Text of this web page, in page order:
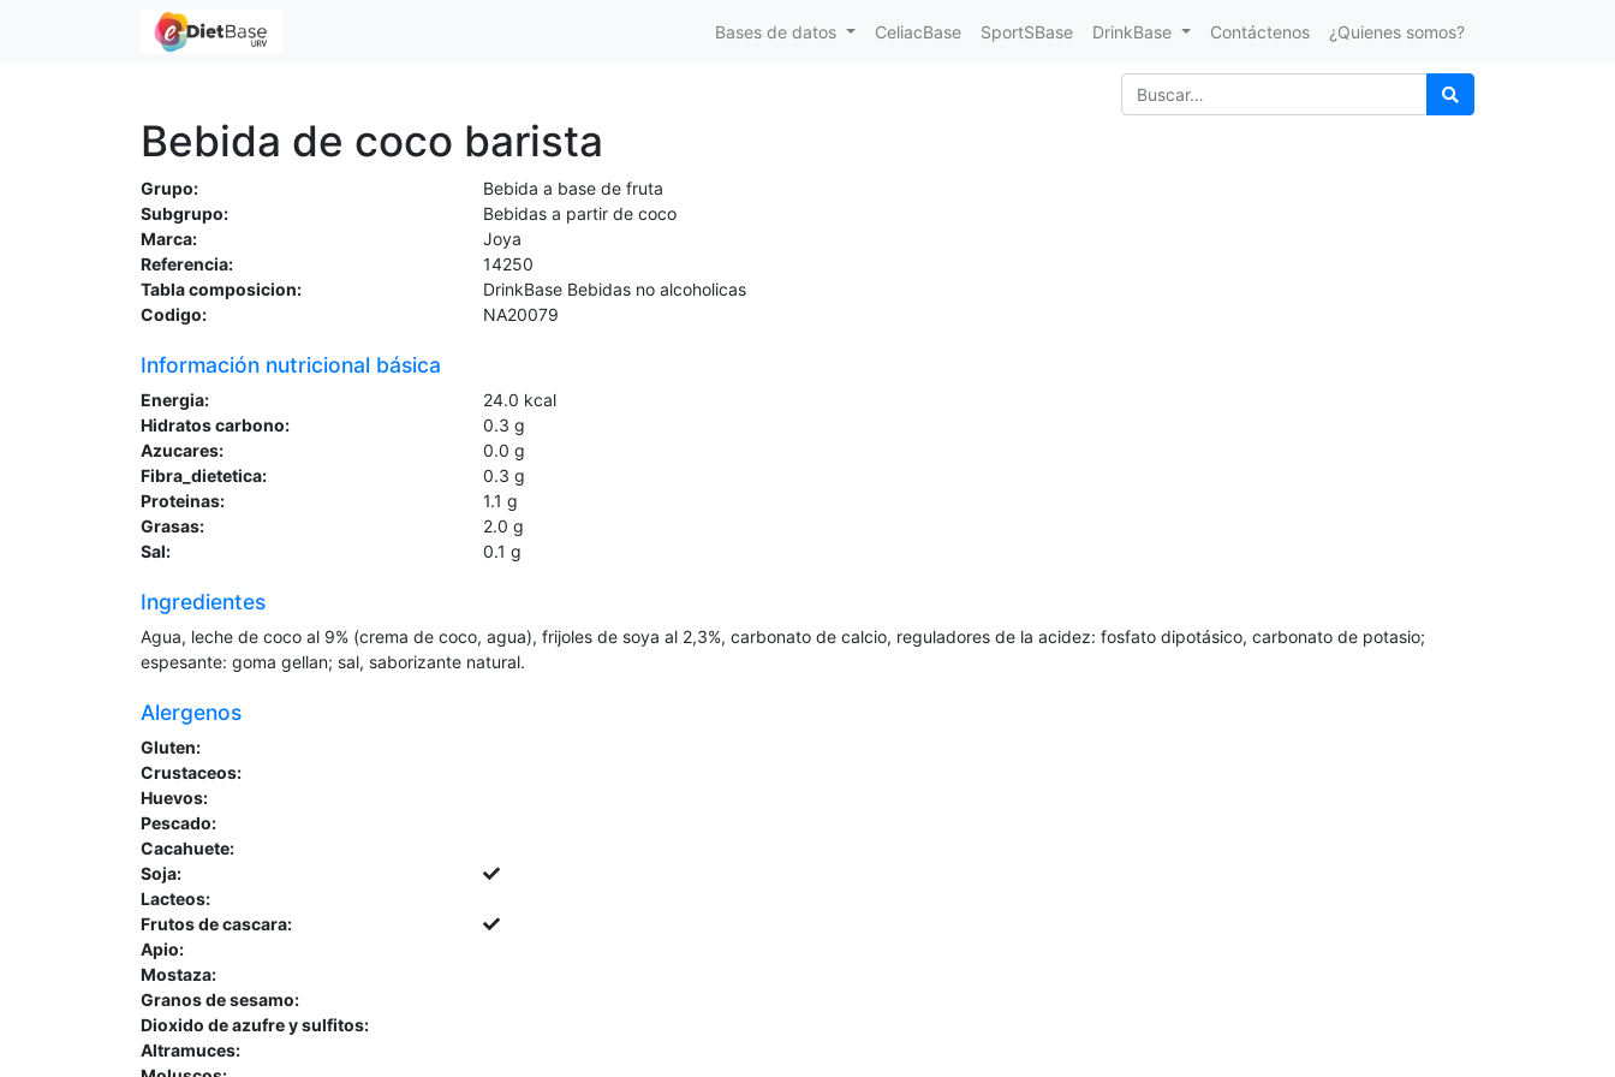
Bases de datos CeliacBase SportSBase DrinkBase Contáctenos ¿Quienes somos?
Bebida de coco barista
Grupo:
Bebida a base de fruta
Subgrupo:
Bebidas a partir de coco
Marca:
Joya
Referencia:
14250
Tabla composicion:
DrinkBase Bebidas no alcoholicas
Codigo:
NA20079
Información nutricional básica
Energia: 24.0 kcal
Hidratos carbono:
0.3 g
Azucares:
0.0 g
Fibra_dietetica:
0.3 g
Proteinas:
1.1 g
Grasas:
2.0 g
Sal:
0.1 g
Ingredientes
Agua, leche de coco al 9% (crema de coco, agua), frijoles de soya al 2,3%, carbonato de calcio, reguladores de la acidez: fosfato dipotásico, carbonato de potasio;
espesante: goma gellan; sal, saborizante natural.
Alergenos
Gluten:
Crustaceos:
Huevos:
Pescado:
Cacahuete:
Soja:
Lacteos:
Frutos de cascara:
Apio:
Mostaza:
Granos de sesamo:
Dioxido de azufre y sulfitos:
Altramuces: